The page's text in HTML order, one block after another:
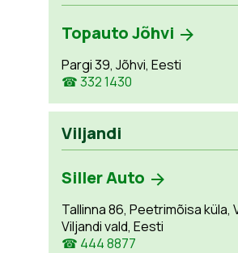
Topauto Jõhvi
Pargi 39, Jõhvi, Eesti
☎ 332 1430
Viljandi
Siller Auto
Tallinna 86, Peetrimõisa küla,
Viljandi vald, Eesti
☎ 444 8877